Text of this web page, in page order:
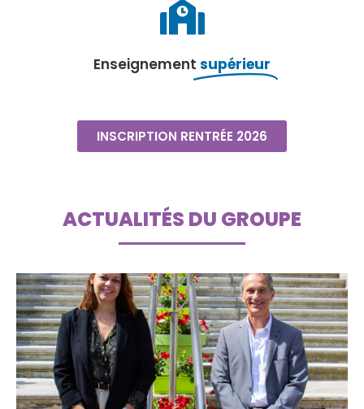
Enseignement supérieur
INSCRIPTION RENTRÉE 2026
ACTUALITÉS DU GROUPE